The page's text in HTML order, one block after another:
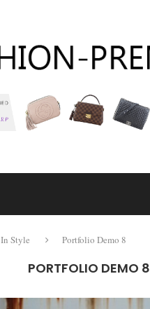
In Style Portfolio Demo 8
PORTFOLIO DEMO 8